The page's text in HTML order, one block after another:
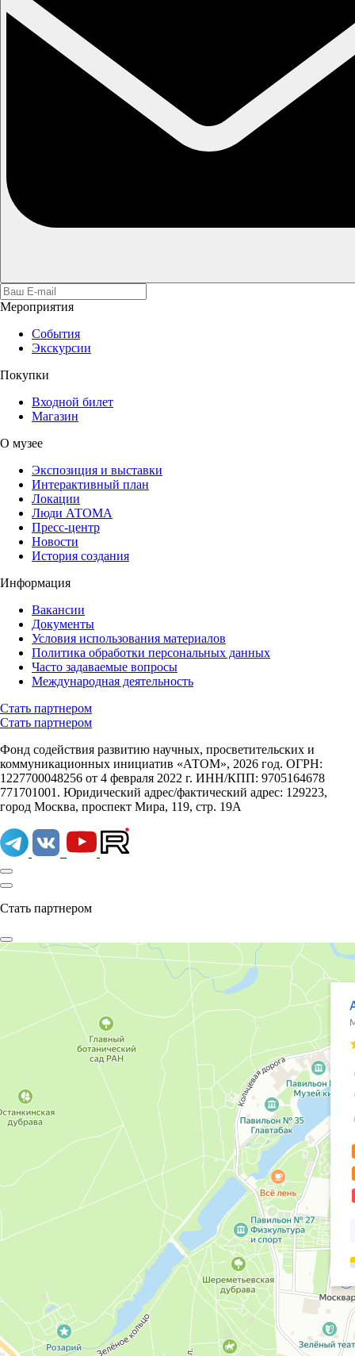
Мероприятия
События
Экскурсии
Покупки
Входной билет
Магазин
О музее
Экспозиция и выставки
Интерактивный план
Локации
Люди АТОМА
Пресс-центр
Новости
История создания
Информация
Вакансии
Документы
Условия использования материалов
Политика обработки персональных данных
Часто задаваемые вопросы
Международная деятельность
Стать партнером
Стать партнером
Фонд содействия развитию научных, просветительских и
коммуникационных инициатив «АТОМ», 2026 год. ОГРН:
1227700048256 от 4 февраля 2022 г. ИНН/КПП: 9705164678
771701001. Юридический адрес/фактический адрес: 129223,
город Москва, проспект Мира, 119, стр. 19А
Стать партнером